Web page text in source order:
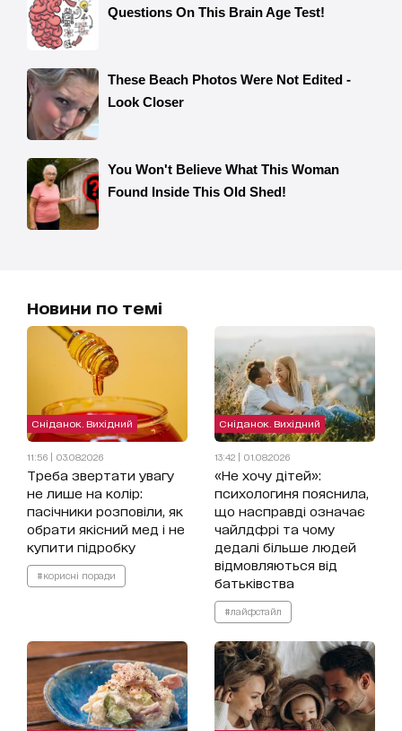
Новини по темі
Сніданок. Вихідний
11:56 | 03.08.2026
Треба звертати увагу
не лише на колір:
пасічники розповіли, як
обрати якісний мед і не
купити підробку
#корисні поради
Сніданок. Вихідний
13:42 | 01.08.2026
«Не хочу дітей»:
психологиня пояснила,
що насправді означає
чайлдфрі та чому
дедалі більше людей
відмовляються від
батьківства
#лайфстайл